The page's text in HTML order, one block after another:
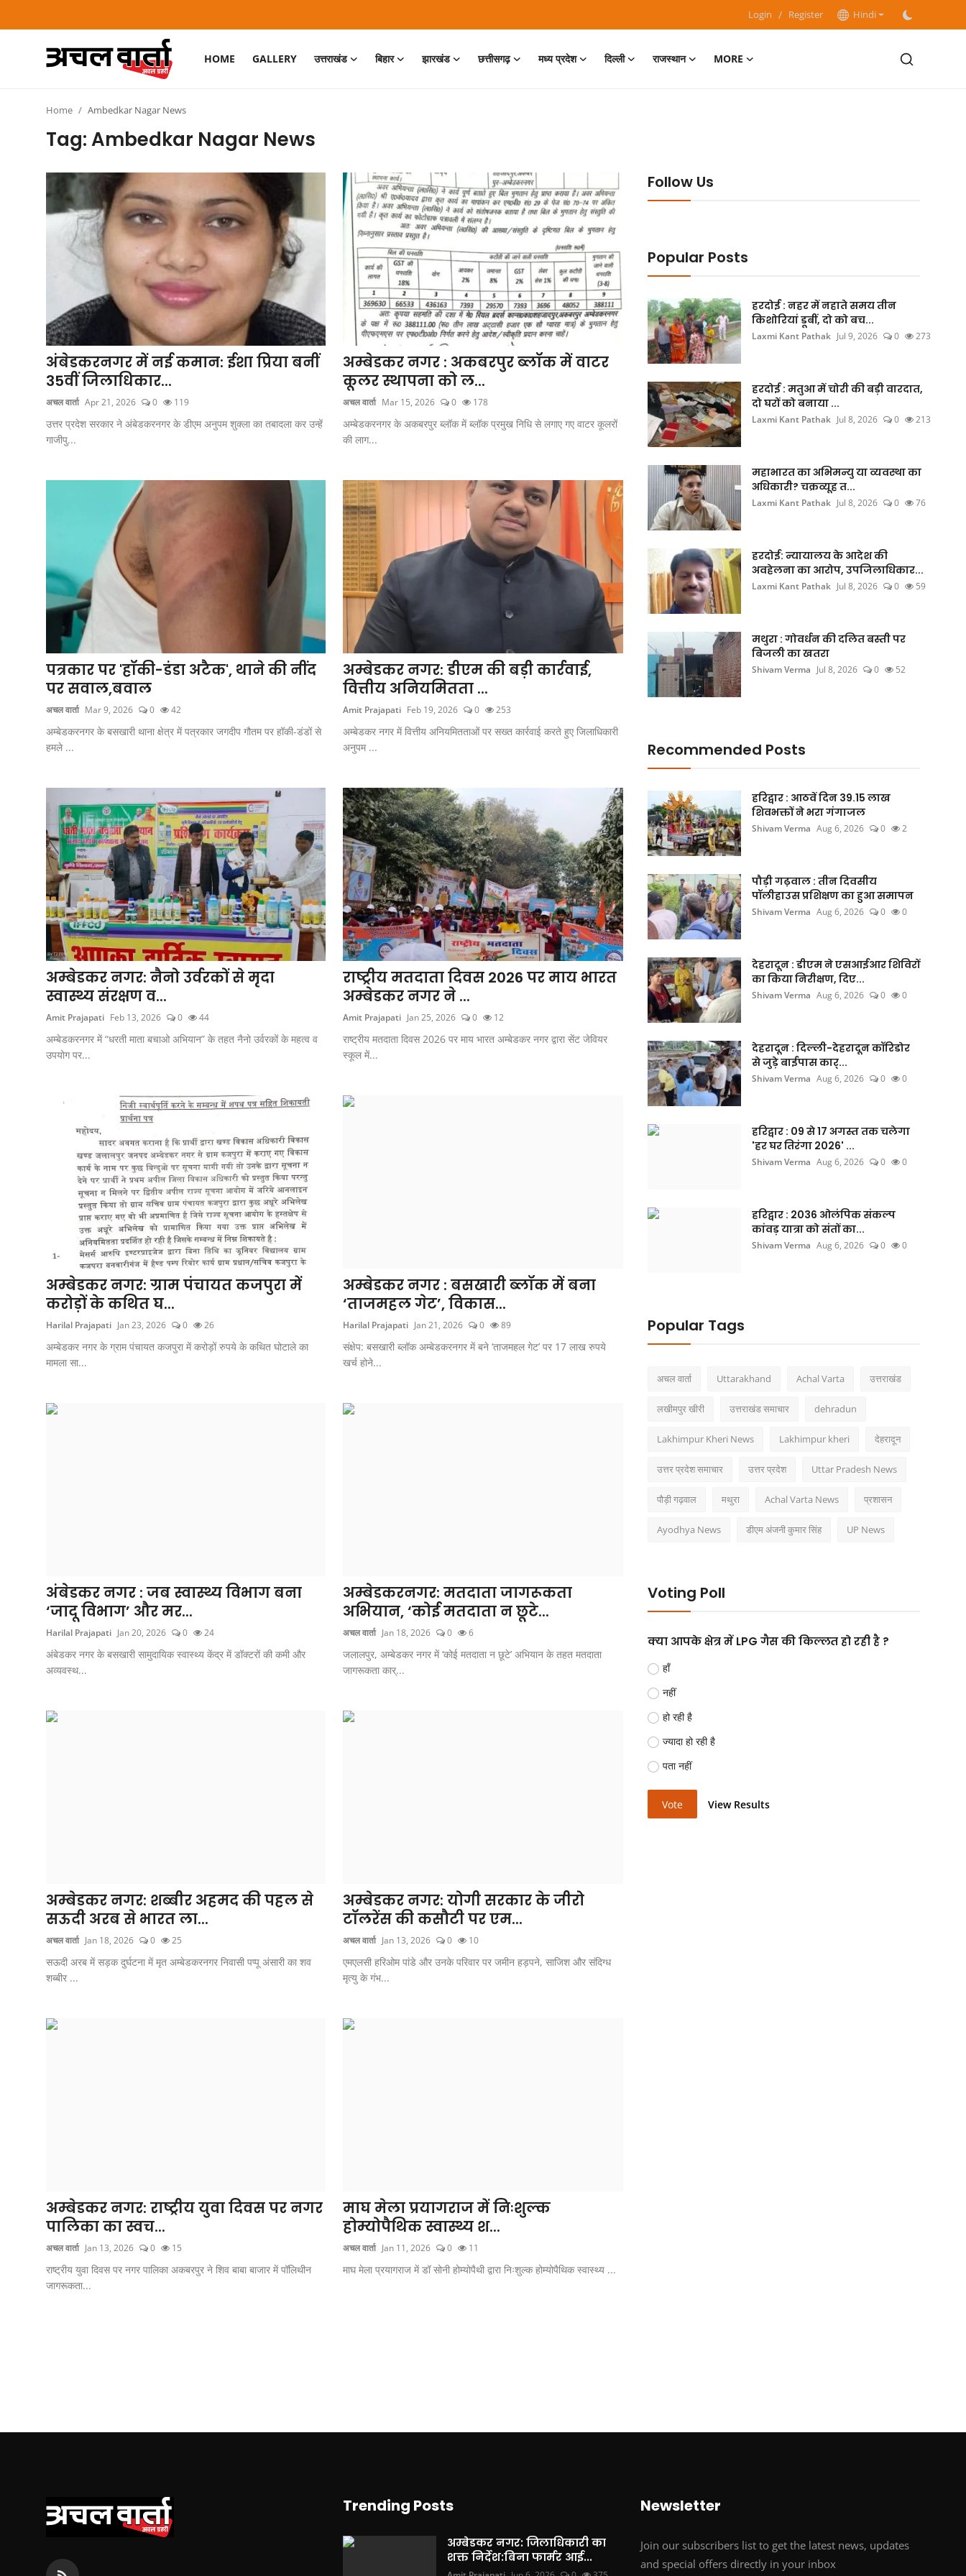
Login / Register Hindi
HOME GALLERY उत्तराखंड बिहार झारखंड छत्तीसगढ़ मध्य प्रदेश दिल्ली राजस्थान
MORE
Register
उत्तराखंड
मध्य प्रदेश
राजस्थान
हरियाणा
बिजनेस
Videos
अपना राज्य - अपना शहर
जॉब - कैरियर
सिनेमा
विचार वार्ता
लाइफस्टाइल
टेक्नोलॉजी
उत्तर प्रदेश
Gallery
Home Ambedkar Nagar News
Tag: Ambedkar Nagar News
अंबेडकरनगर में नई कमान: ईशा प्रिया बनीं
35वीं जिलाधिकार...
अचल वार्ता Apr 21, 2026 0 119
उत्तर प्रदेश सरकार ने अंबेडकरनगर के डीएम अनुपम शुक्ला का तबादला कर उन्हें
गाजीपु...
अम्बेडकर नगर : अकबरपुर ब्लॉक में वाटर
कूलर स्थापना को ल...
अचल वार्ता Mar 15, 2026 0 178
अम्बेडकरनगर के अकबरपुर ब्लॉक में ब्लॉक प्रमुख निधि से लगाए गए वाटर कूलरों
की लाग...
पत्रकार पर 'हॉकी-डंडा अटैक', थाने की नींद
पर सवाल,बवाल
अचल वार्ता Mar 9, 2026 0 42
अम्बेडकरनगर के बसखारी थाना क्षेत्र में पत्रकार जगदीप गौतम पर हॉकी-डंडों से
हमले ...
अम्बेडकर नगर: डीएम की बड़ी कार्रवाई,
वित्तीय अनियमितता ...
Amit Prajapati Feb 19, 2026 0 253
अम्बेडकर नगर में वित्तीय अनियमितताओं पर सख्त कार्रवाई करते हुए जिलाधिकारी
अनुपम ...
अम्बेडकर नगर: नैनो उर्वरकों से मृदा
स्वास्थ्य संरक्षण व...
Amit Prajapati Feb 13, 2026 0 44
अम्बेडकरनगर में “धरती माता बचाओ अभियान” के तहत नैनो उर्वरकों के महत्व व
उपयोग पर...
राष्ट्रीय मतदाता दिवस 2026 पर माय भारत
अम्बेडकर नगर ने ...
Amit Prajapati Jan 25, 2026 0 12
राष्ट्रीय मतदाता दिवस 2026 पर माय भारत अम्बेडकर नगर द्वारा सेंट जेवियर
स्कूल में...
अम्बेडकर नगर: ग्राम पंचायत कजपुरा में
करोड़ों के कथित घ...
Harilal Prajapati Jan 23, 2026 0 26
अम्बेडकर नगर के ग्राम पंचायत कजपुरा में करोड़ों रुपये के कथित घोटाले का
मामला सा...
अम्बेडकर नगर : बसखारी ब्लॉक में बना
‘ताजमहल गेट’, विकास...
Harilal Prajapati Jan 21, 2026 0 89
संक्षेप: बसखारी ब्लॉक अम्बेडकरनगर में बने ‘ताजमहल गेट’ पर 17 लाख रुपये
खर्च होने...
अंबेडकर नगर : जब स्वास्थ्य विभाग बना
‘जादू विभाग’ और मर...
Harilal Prajapati Jan 20, 2026 0 24
अंबेडकर नगर के बसखारी सामुदायिक स्वास्थ्य केंद्र में डॉक्टरों की कमी और
अव्यवस्थ...
अम्बेडकरनगर: मतदाता जागरूकता
अभियान, ‘कोई मतदाता न छूटे...
अचल वार्ता Jan 18, 2026 0 6
जलालपुर, अम्बेडकर नगर में ‘कोई मतदाता न छूटे’ अभियान के तहत मतदाता
जागरूकता कार्...
अम्बेडकर नगर: शब्बीर अहमद की पहल से
सऊदी अरब से भारत ला...
अचल वार्ता Jan 18, 2026 0 25
सऊदी अरब में सड़क दुर्घटना में मृत अम्बेडकरनगर निवासी पप्पू अंसारी का शव
शब्बीर ...
अम्बेडकर नगर: योगी सरकार के जीरो
टॉलरेंस की कसौटी पर एम...
अचल वार्ता Jan 13, 2026 0 10
एमएलसी हरिओम पांडे और उनके परिवार पर जमीन हड़पने, साजिश और संदिग्ध
मृत्यु के गंभ...
अम्बेडकर नगर: राष्ट्रीय युवा दिवस पर नगर
पालिका का स्वच...
अचल वार्ता Jan 13, 2026 0 15
राष्ट्रीय युवा दिवस पर नगर पालिका अकबरपुर ने शिव बाबा बाजार में पॉलिथीन
जागरूकता...
माघ मेला प्रयागराज में निःशुल्क
होम्योपैथिक स्वास्थ्य श...
अचल वार्ता Jan 11, 2026 0 11
माघ मेला प्रयागराज में डॉ सोनी होम्योपैथी द्वारा निःशुल्क होम्योपैथिक स्वास्थ्य ...
Follow Us
Popular Posts
हरदोई : नहर में नहाते समय तीन
किशोरियां डूबीं, दो को बच...
Laxmi Kant Pathak Jul 9, 2026 0 273
हरदोई : मतुआ में चोरी की बड़ी वारदात,
दो घरों को बनाया ...
Laxmi Kant Pathak Jul 8, 2026 0 213
महाभारत का अभिमन्यु या व्यवस्था का
अधिकारी? चक्रव्यूह त...
Laxmi Kant Pathak Jul 8, 2026 0 76
हरदोई: न्यायालय के आदेश की
अवहेलना का आरोप, उपजिलाधिकार...
Laxmi Kant Pathak Jul 8, 2026 0 59
मथुरा : गोवर्धन की दलित बस्ती पर
बिजली का खतरा
Shivam Verma Jul 8, 2026 0 52
Recommended Posts
हरिद्वार : आठवें दिन 39.15 लाख
शिवभक्तों ने भरा गंगाजल
Shivam Verma Aug 6, 2026 0 2
पौड़ी गढ़वाल : तीन दिवसीय
पॉलीहाउस प्रशिक्षण का हुआ समापन
Shivam Verma Aug 6, 2026 0 0
देहरादून : डीएम ने एसआईआर शिविरों
का किया निरीक्षण, दिए...
Shivam Verma Aug 6, 2026 0 0
देहरादून : दिल्ली-देहरादून कॉरिडोर
से जुड़े बाईपास कार्...
Shivam Verma Aug 6, 2026 0 0
हरिद्वार : 09 से 17 अगस्त तक चलेगा
'हर घर तिरंगा 2026' ...
Shivam Verma Aug 6, 2026 0 0
हरिद्वार : 2036 ओलंपिक संकल्प
कांवड़ यात्रा को संतों का...
Shivam Verma Aug 6, 2026 0 0
Popular Tags
अचल वार्ता Uttarakhand Achal Varta उत्तराखंड
लखीमपुर खीरी उत्तराखंड समाचार dehradun
Lakhimpur Kheri News Lakhimpur kheri देहरादून
उत्तर प्रदेश समाचार उत्तर प्रदेश Uttar Pradesh News
पौड़ी गढ़वाल मथुरा Achal Varta News प्रशासन
Ayodhya News डीएम अंजनी कुमार सिंह UP News
Voting Poll
क्या आपके क्षेत्र में LPG गैस की किल्लत हो रही है ?
हाँ
नहीं
हो रही है
ज्यादा हो रही है
पता नहीं
Vote View Results
Trending Posts
अम्बेडकर नगर: जिलाधिकारी का
शक्त निर्देश:बिना फार्मर आई...
Newsletter
Join our subscribers list to get the latest news, updates
and special offers directly in your inbox